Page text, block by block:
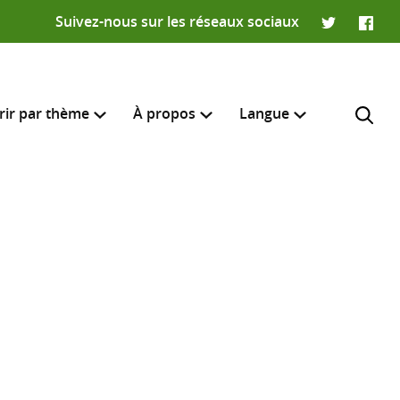
Suivez-nous sur les réseaux sociaux
Twitter
par thème À propos Langue
recherche